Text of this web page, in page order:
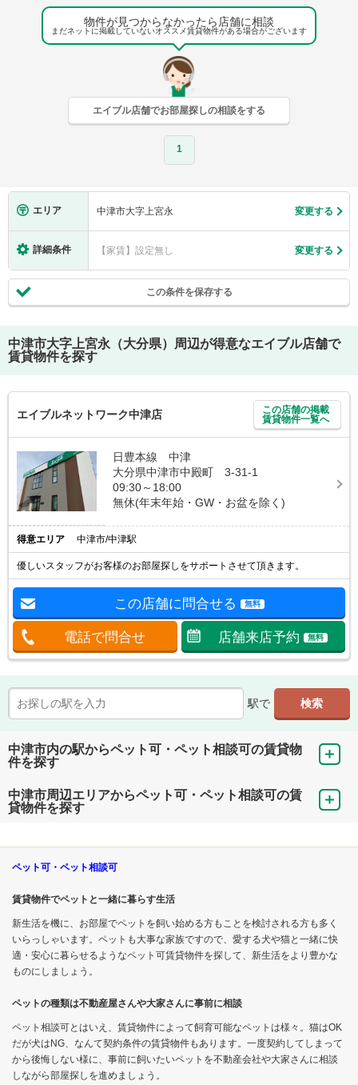
物件が見つからなかったら店舗に相談
まだネットに掲載していないオススメ賃貸物件がある場合がございます
エイブル店舗でお部屋探しの相談をする
1
エリア 中津市大字上宮永 変更する
詳細条件 【家賃】設定無し 変更する
この条件を保存する
中津市大字上宮永（大分県）
周辺が得意なエイブル店舗で
賃貸物件を探す
エイブルネットワーク中津店
この店舗の掲載
賃貸物件一覧へ
日豊本線 中津
大分県中津市中殿町 3-31-1
09:30～18:00
無休(年末年始・GW・お盆を除く)
得意エリア 中津市/中津駅
優しいスタッフがお客様のお部屋探しをサポートさせて頂きます。
この店舗に問合せる 無料
電話で問合せ 店舗来店予約 無料
駅で
中津市内の駅からペット可・ペット相談可の賃貸物
件を探す
中津市周辺エリアからペット可・ペット相談可の賃
貸物件を探す
ペット可・ペット相談可
賃貸物件でペットと一緒に暮らす生活
新生活を機に、お部屋でペットを飼い始める方もことを検討される方も多く
いらっしゃいます。ペットも大事な家族ですので、愛する犬や猫と一緒に快
適・安心に暮らせるようなペット可賃貸物件を探して、新生活をより豊かな
ものにしましょう。
ペットの種類は不動産屋さんや大家さんに事前に相談
ペット相談可とはいえ、賃貸物件によって飼育可能なペットは様々。猫はOK
だが犬はNG、なんて契約条件の賃貸物件もあります。一度契約してしまって
から後悔しない様に、事前に飼いたいペットを不動産会社や大家さんに相談
しながら部屋探しを進めましょう。